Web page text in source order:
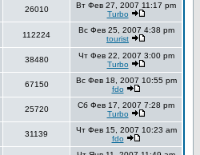
26010
Вт Фев 27, 2007 11:17 pm
Turbo
112224
Вс Фев 25, 2007 4:38 pm
tourist
38480
Чт Фев 22, 2007 3:00 pm
Turbo
67150
Вс Фев 18, 2007 10:55 pm
fdo
25720
Сб Фев 17, 2007 7:28 pm
Turbo
31139
Чт Фев 15, 2007 10:23 am
fdo